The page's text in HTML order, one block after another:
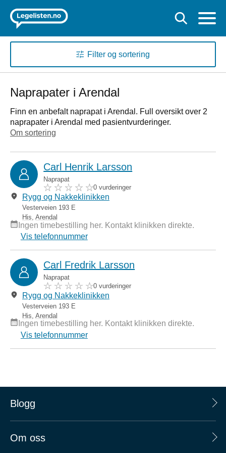
Filter og sortering
Naprapater i Arendal
Finn en anbefalt naprapat i Arendal. Full oversikt over 2
naprapater i Arendal med pasientvurderinger.
Om sortering
Carl Henrik Larsson
Naprapat
0 vurderinger
Rygg og Nakkeklinikken
Vesterveien 193 E
His Arendal
Ingen timebestilling her. Kontakt klinikken direkte.
Vis telefonnummer
Carl Fredrik Larsson
Naprapat
0 vurderinger
Rygg og Nakkeklinikken
Vesterveien 193 E
His Arendal
Ingen timebestilling her. Kontakt klinikken direkte.
Vis telefonnummer
Blogg
Om oss